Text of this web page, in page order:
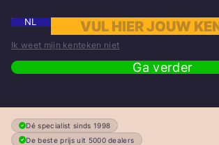
NL
Ik weet mijn kenteken niet
Ga verder
Dé specialist sinds 1998
De beste prijs uit 5000 dealers